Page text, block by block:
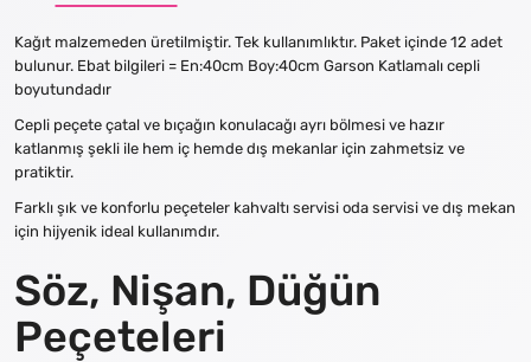
Kağıt malzemeden üretilmiştir. Tek kullanımlıktır. Paket içinde 12 adet
bulunur. Ebat bilgileri = En:40cm Boy:40cm Garson Katlamalı cepli
boyutundadır
Cepli peçete çatal ve bıçağın konulacağı ayrı bölmesi ve hazır
katlanmış şekli ile hem iç hemde dış mekanlar için zahmetsiz ve
pratiktir.
Farklı şık ve konforlu peçeteler kahvaltı servisi oda servisi ve dış mekan
için hijyenik ideal kullanımdır.
Söz, Nişan, Düğün
Peçeteleri